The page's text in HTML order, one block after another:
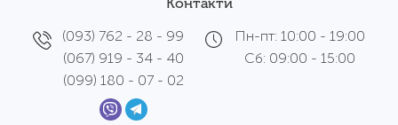
(093) 762 - 28 - 99
(067) 919 - 34 - 40
(099) 180 - 07 - 02
Пн-пт: 10:00 - 19:00
Сб: 09:00 - 15:00